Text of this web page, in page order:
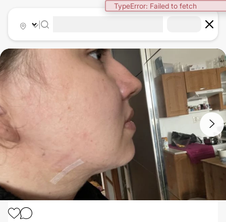
TypeError: Failed to fetch